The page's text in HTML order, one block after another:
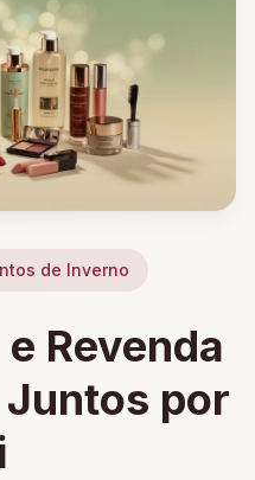
de Inverno
Revenda
por